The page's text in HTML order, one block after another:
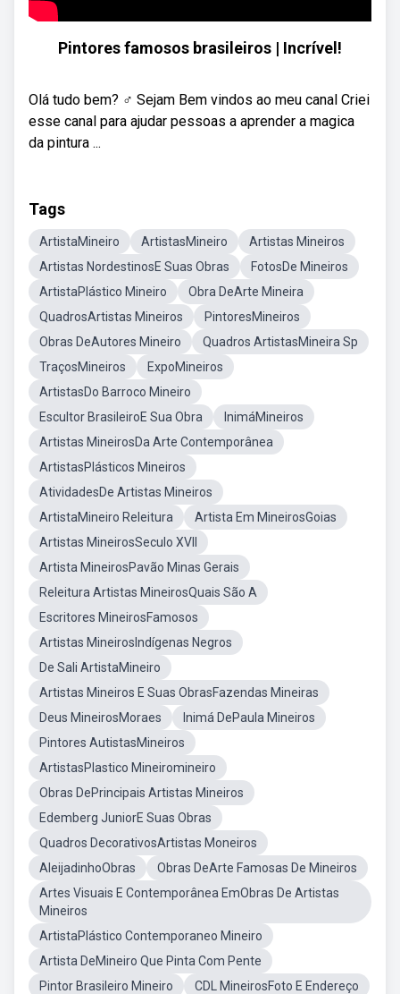
Pintores famosos brasileiros | Incrível!
Olá tudo bem? ‍♂️ Sejam Bem vindos ao meu canal Criei
esse canal para ajudar pessoas a aprender a magica
da pintura ...
Tags
ArtistaMineiro ArtistasMineiro
Artistas Mineiros
Artistas NordestinosE Suas Obras
FotosDe Mineiros
ArtistaPlástico Mineiro
Obra DeArte Mineira
QuadrosArtistas Mineiros
PintoresMineiros
Obras DeAutores Mineiro
Quadros ArtistasMineira Sp
TraçosMineiros
ExpoMineiros
ArtistasDo Barroco Mineiro
Escultor BrasileiroE Sua Obra
InimáMineiros
Artistas MineirosDa Arte Contemporânea
ArtistasPlásticos Mineiros
AtividadesDe Artistas Mineiros
ArtistaMineiro Releitura
Artista Em MineirosGoias
Artistas MineirosSeculo XVII
Artista MineirosPavão Minas Gerais
Releitura Artistas MineirosQuais São A
Escritores MineirosFamosos
Artistas MineirosIndígenas Negros
De Sali ArtistaMineiro
Artistas Mineiros E Suas ObrasFazendas Mineiras
Deus MineirosMoraes
Inimá DePaula Mineiros
Pintores AutistasMineiros
ArtistasPlastico Mineiromineiro
Obras DePrincipais Artistas Mineiros
Edemberg JuniorE Suas Obras
Quadros DecorativosArtistas Moneiros
AleijadinhoObras
Obras DeArte Famosas De Mineiros
Artes Visuais E Contemporânea EmObras De Artistas
Mineiros
ArtistaPlástico Contemporaneo Mineiro
Artista DeMineiro Que Pinta Com Pente
Pintor Brasileiro Mineiro
CDL MineirosFoto E Endereço